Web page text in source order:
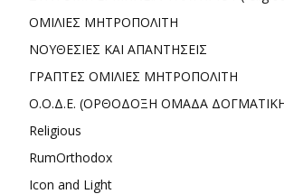
ΟΜΙΛΙΕΣ ΜΗΤΡΟΠΟΛΙΤΗ
ΝΟΥΘΕΣΙΕΣ ΚΑΙ ΑΠΑΝΤΗΣΕΙΣ
ΓΡΑΠΤΕΣ ΟΜΙΛΙΕΣ ΜΗΤΡΟΠΟΛΙΤΗ
Ο.Ο.Δ.Ε. (ΟΡΘΟΔΟΞΗ ΟΜΑΔΑ
Religious
RumOrthodox
Icon and Light